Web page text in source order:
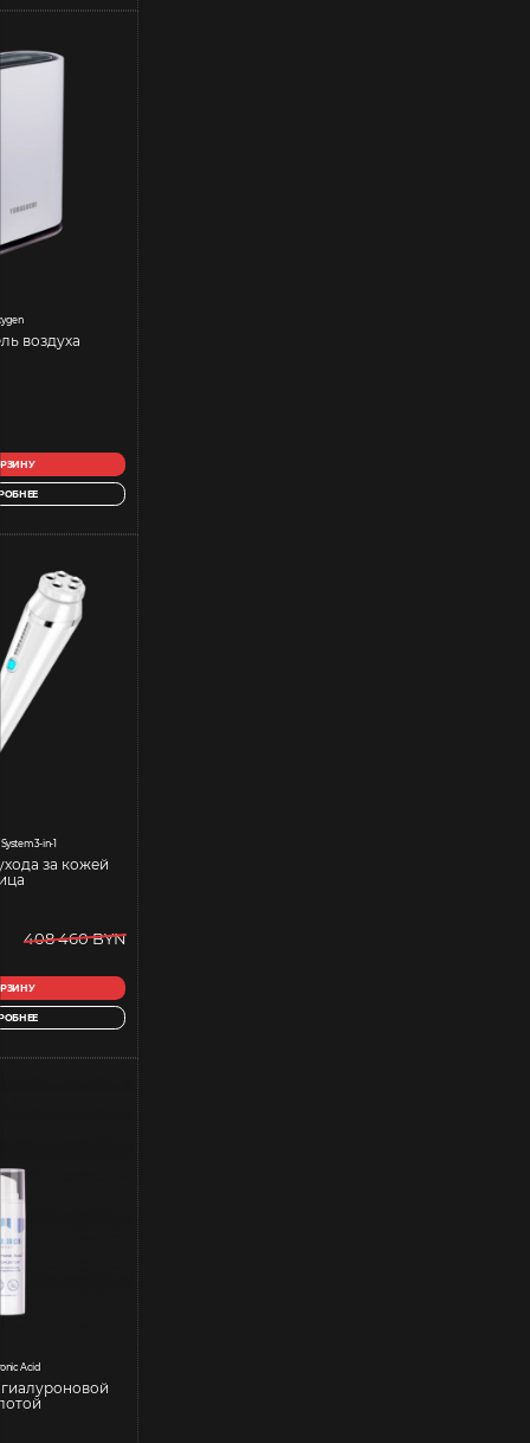
воздуха
3-in-1
за кожей
408 460 BYN
Acid